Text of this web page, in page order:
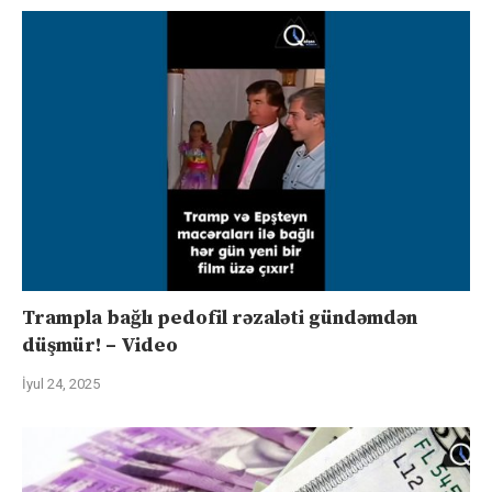
Trampla bağlı pedofil rəzaləti gündəmdən
düşmür! – Video
İyul 24, 2025